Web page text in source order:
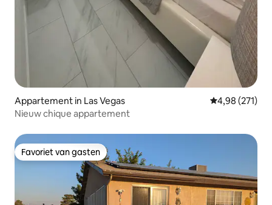
Appartement in Las Vegas Gemiddelde
4,98 (271)
Nieuw chique appartement
Favoriet van gasten
Favoriet van gasten